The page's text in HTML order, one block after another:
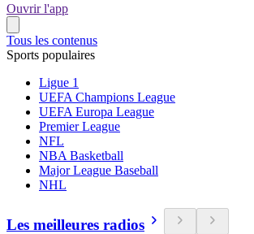
Ouvrir l'app
Tous les contenus
Sports populaires
Ligue 1
UEFA Champions League
UEFA Europa League
Premier League
NFL
NBA Basketball
Major League Baseball
NHL
Les meilleures radios